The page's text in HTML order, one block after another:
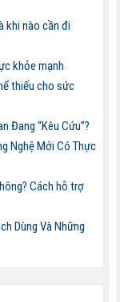
khi nào cần đi
khỏe mạnh
thiếu cho sức
Đang “Kêu Cứu”?
Nghệ Mới Có Thực
Cách hỗ trợ
Dùng Và Những